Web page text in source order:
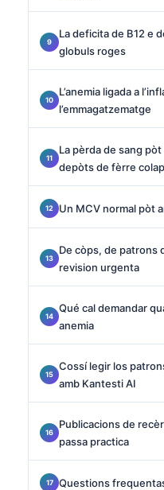
La deficita de B12 e
globuls roges
L’anemia ligada a
l’emmagatzematge
La pèrda de sang
depòts de fèrre
Un MCV normal pòt
De còps, de patrons
revision urgenta
Qué cal demandar
anemia
Cossí legir los
amb Kantesti AI
Publicacions de
passa practica
Questions